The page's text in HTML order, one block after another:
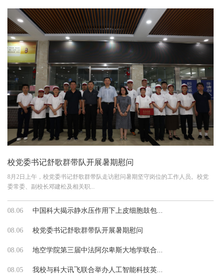
校党委书记舒歌群带队开展暑期慰问
8月2日上午，校党委书记舒歌群带队走访慰问暑期坚守岗位的工作人员。校党
委常委、副校长邓建松及相关职...
08.06 中国科大揭示静水压作用下上皮细胞鼓包...
08.06 校党委书记舒歌群带队开展暑期慰问
08.06 地空学院第三届中法阿尔卑斯大地学联合...
08.05 我校与科大讯飞联合举办人工智能科技英...